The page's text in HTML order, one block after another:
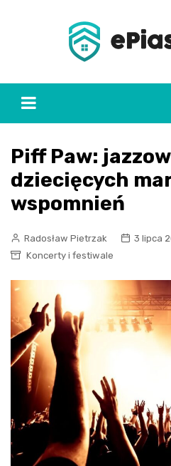
Piff Paw:
dziecięcych
wspomnień
Radosław Pietrzak
3 lipca
Koncerty i festiwale